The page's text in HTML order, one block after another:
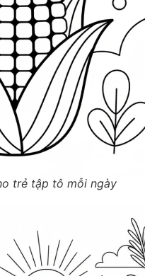
trẻ tập tô mỗi ngày